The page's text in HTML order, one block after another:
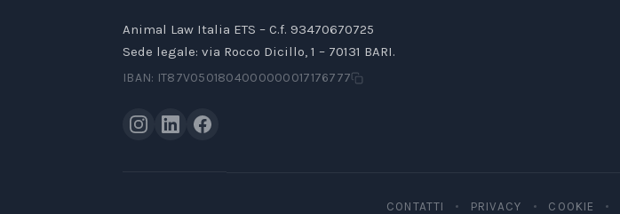
Animal Law Italia ETS – C.f. 93470670725
Sede legale: via Rocco Dicillo, 1 – 70131 BARI.
IBAN: IT87V0501804000000017176777
CONTATTI PRIVACY COOKIE